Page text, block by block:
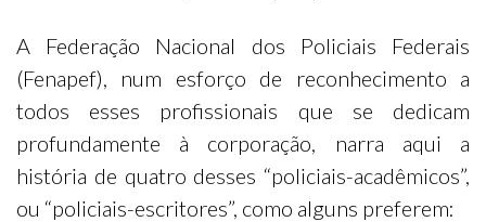
A Federação Nacional dos Policiais Federais
(Fenapef), num esforço de reconhecimento a
todos esses profissionais que se dedicam
profundamente à corporação, narra aqui a
história de quatro desses “policiais-acadêmicos”,
ou “policiais-escritores”, como alguns preferem: